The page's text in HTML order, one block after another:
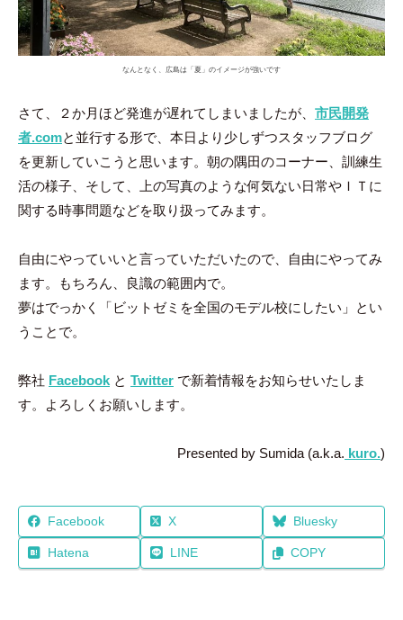
なんとなく、広島は「夏」のイメージが強いです
さて、２か月ほど発進が遅れてしまいましたが、 市民開発
者.comと並行する形で、本日より少しずつスタッフブログ
を更新していこうと思います。朝の隅田のコーナー、訓練生
活の様子、そして、上の写真のような何気ない日常やＩＴに
関する時事問題などを取り扱ってみます。
自由にやっていいと言っていただいたので、自由にやってみ
ます。もちろん、良識の範囲内で。
夢はでっかく「ビットゼミを全国のモデル校にしたい」とい
うことで。
弊社 Facebook と Twitter で新着情報をお知らせいたしま
す。よろしくお願いします。
Presented by Sumida (a.k.a. kuro.)
Facebook X Bluesky
Hatena LINE COPY